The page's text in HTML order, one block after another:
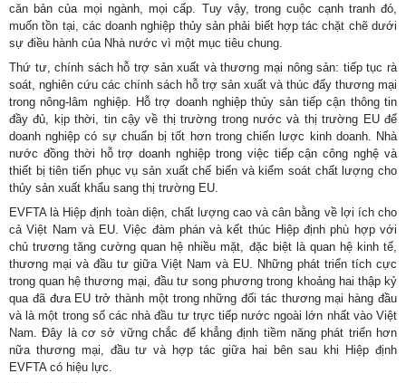
căn bản của mọi ngành, mọi cấp. Tuy vậy, trong cuộc cạnh tranh đó,
muốn tồn tại, các doanh nghiệp thủy sản phải biết hợp tác chặt chẽ dưới
sự điều hành của Nhà nước vì một mục tiêu chung.
Thứ tư, chính sách hỗ trợ sản xuất và thương mại nông sản: tiếp tục rà
soát, nghiên cứu các chính sách hỗ trợ sản xuất và thúc đẩy thương mại
trong nông-lâm nghiệp. Hỗ trợ doanh nghiệp thủy sản tiếp cận thông tin
đầy đủ, kịp thời, tin cậy về thị trường trong nước và thị trường EU để
doanh nghiệp có sự chuẩn bị tốt hơn trong chiến lược kinh doanh. Nhà
nước đồng thời hỗ trợ doanh nghiệp trong việc tiếp cận công nghệ và
thiết bị tiên tiến phục vụ sản xuất chế biến và kiểm soát chất lượng cho
thủy sản xuất khẩu sang thị trường EU.
EVFTA là Hiệp định toàn diện, chất lượng cao và cân bằng về lợi ích cho
cả Việt Nam và EU. Việc đàm phán và kết thúc Hiệp định phù hợp với
chủ trương tăng cường quan hệ nhiều mặt, đặc biệt là quan hệ kinh tế,
thương mại và đầu tư giữa Việt Nam và EU. Những phát triển tích cực
trong quan hệ thương mại, đầu tư song phương trong khoảng hai thập kỷ
qua đã đưa EU trở thành một trong những đối tác thương mại hàng đầu
và là một trong số các nhà đầu tư trực tiếp nước ngoài lớn nhất vào Việt
Nam. Đây là cơ sở vững chắc để khẳng định tiềm năng phát triển hơn
nữa thương mại, đầu tư và hợp tác giữa hai bên sau khi Hiệp định
EVFTA có hiệu lực.